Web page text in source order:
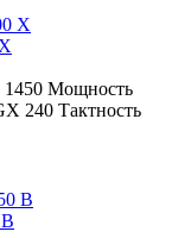
1450 Мощность
240 Тактность